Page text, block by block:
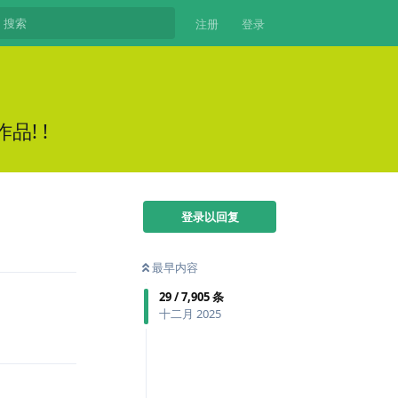
注册 登录
品! !
登录以回复
最早内容
29/7,905条
十二月 2025